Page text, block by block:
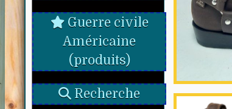
Guerre civile
Américaine
(produits)
Recherche